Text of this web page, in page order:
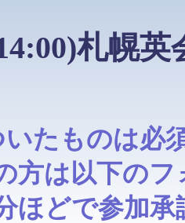
札幌
いたものは必
方は以下の
ほどで参加